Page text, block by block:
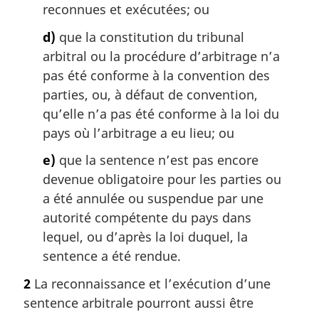
reconnues et exécutées; ou
d) que la constitution du tribunal
arbitral ou la procédure d’arbitrage n’a
pas été conforme à la convention des
parties, ou, à défaut de convention,
qu’elle n’a pas été conforme à la loi du
pays où l’arbitrage a eu lieu; ou
e) que la sentence n’est pas encore
devenue obligatoire pour les parties ou
a été annulée ou suspendue par une
autorité compétente du pays dans
lequel, ou d’après la loi duquel, la
sentence a été rendue.
2 La reconnaissance et l’exécution d’une
sentence arbitrale pourront aussi être